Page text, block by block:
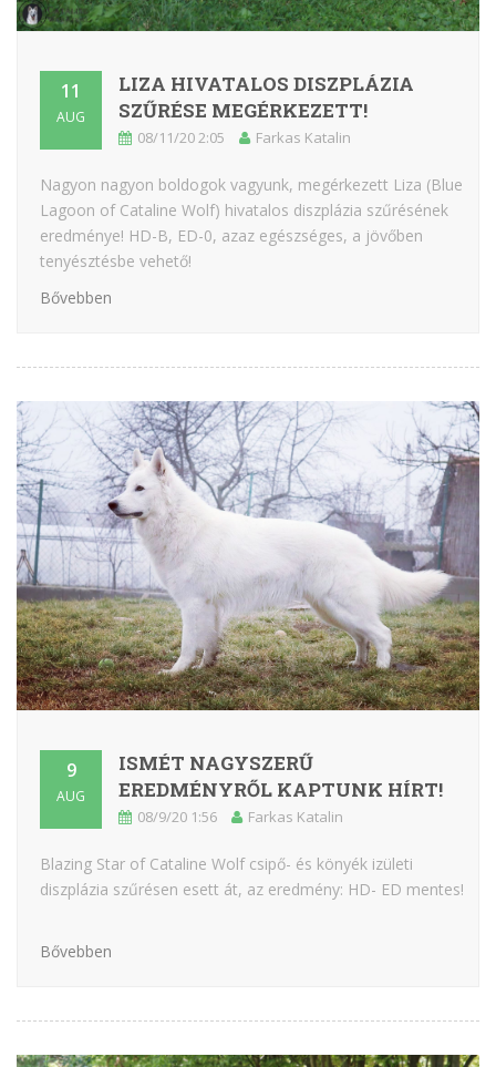
11
AUG
LIZA HIVATALOS DISZPLÁZIA
SZŰRÉSE MEGÉRKEZETT!
08/11/20 2:05 Farkas Katalin
Nagyon nagyon boldogok vagyunk, megérkezett Liza (Blue
Lagoon of Cataline Wolf) hivatalos diszplázia szűrésének
eredménye! HD-B, ED-0, azaz egészséges, a jövőben
tenyésztésbe vehető!
Bővebben
9
AUG
ISMÉT NAGYSZERŰ
EREDMÉNYRŐL KAPTUNK HÍRT!
08/9/20 1:56 Farkas Katalin
Blazing Star of Cataline Wolf csipő- és könyék izületi
diszplázia szűrésen esett át, az eredmény: HD- ED mentes!
Bővebben